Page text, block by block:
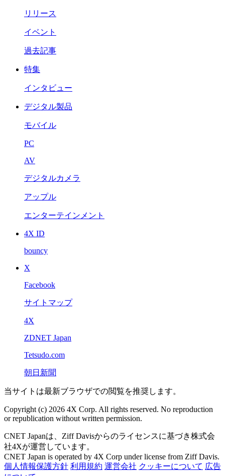
リリース
イベント
過去記事
特集
インタビュー
デジタル製品
モバイル
PC
AV
デジタルカメラ
アップル
エンターテインメント
4X ID
bouncy
X
Facebook
サイトマップ
4X
ZDNET Japan
Tetsudo.com
朝日新聞
当サイトは最新ブラウザでの閲覧を推奨します。
Copyright (c) 2026 4X Corp. All rights reserved. No reproduction
or republication without written permission.
CNET Japanは、Ziff Davisからのライセンスに基づき株式会
社4Xが運営しています。
CNET Japan is operated by 4X Corp under license from Ziff Davis.
個人情報保護方針 利用規約 運営会社 クッキーについて 広告